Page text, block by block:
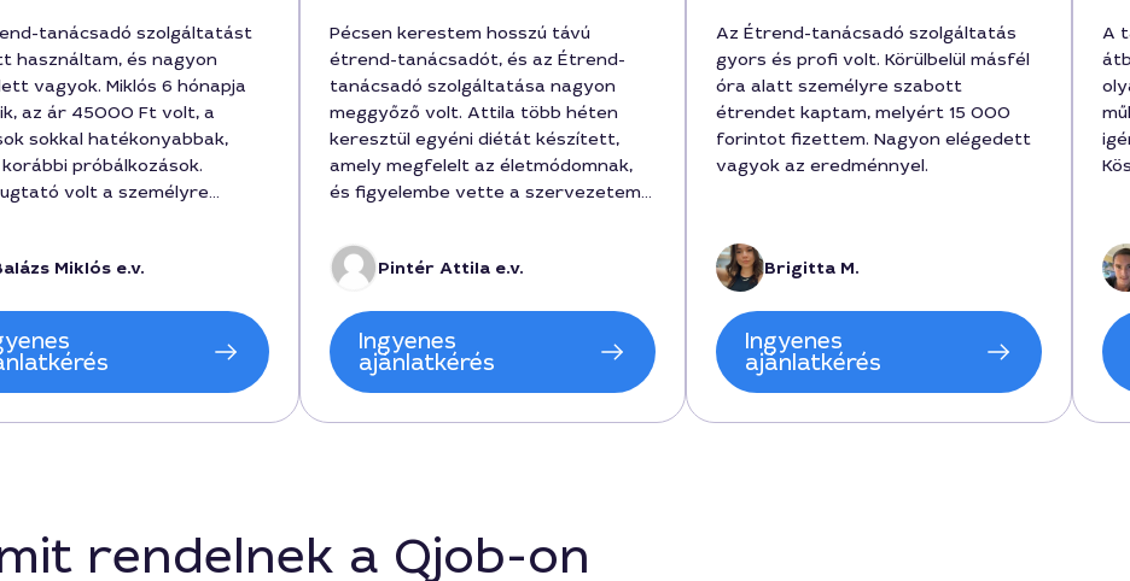
tanácsadó szolgáltatást
használtam, és nagyon
vagyok. Miklós 6 hónapja
az ár 45000 Ft volt, a
sokkal hatékonyabbak,
próbálkozások.
volt a személyre
szépek és könnyen
Az étkezéseim
jobban érzem magam a
Miklós e.v.
Pécsen kerestem hosszú távú
étrend-tanácsadót, és az Étrend-
tanácsadó szolgáltatása nagyon
meggyőző volt. Attila több héten
keresztül egyéni diétát készített,
amely megfelelt az életmódomnak,
és figyelembe vette a szervezetem
alatt a tanácsokkal és a személyre
szabott étrenddel érezhetően
költség 45000 forint volt, a munkát
4 hónap alatt értem el, a rendelés
12000 forintban indult. A
elérhető, és jó hangulatú volt a
Pintér Attila e.v.
Ingyenes
ajánlatkérés
Az Étrend-tanácsadó szolgáltatás
gyors és profi volt. Körülbelül másfél
óra alatt személyre szabott
étrendet kaptam, melyért 15 000
forintot fizettem. Nagyon elégedett
vagyok az eredménnyel.
Brigitta M.
Ingyenes
ajánlatkérés
A
rendelnek a Qjob-on